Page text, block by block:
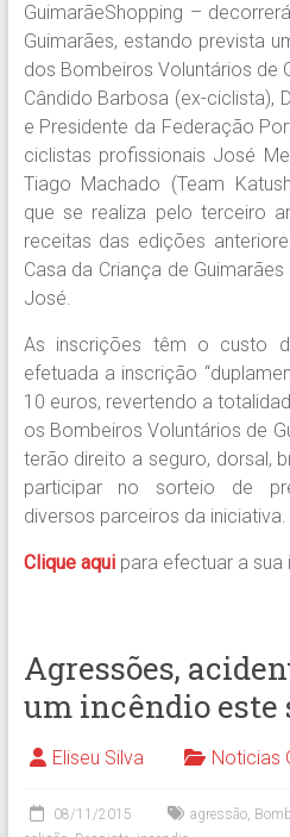
GuimarãeShopping –
Guimarães, estando prevista
dos Bombeiros Voluntários de
Cândido Barbosa (ex-ciclista),
e Presidente da Federação
ciclistas profissionais José
Tiago Machado (Team
que se realiza pelo terceiro
receitas das edições
Casa da Criança de
José.
As inscrições têm o custo
efetuada a inscrição
10 euros, revertendo a
os Bombeiros Voluntários de
terão direito a seguro, dorsal,
participar no sorteio de
diversos parceiros da iniciativa.
Clique aquipara efectuar a sua
Agressões,
um incêndio este
Eliseu Silva Noticias
08/11/2015 agressão,